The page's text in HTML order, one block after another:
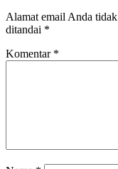
Alamat email Anda
ditandai *
Komentar *